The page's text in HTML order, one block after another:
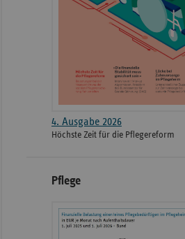
4. Ausgabe 2026
Höchste Zeit für die Pflegereform
Pflege